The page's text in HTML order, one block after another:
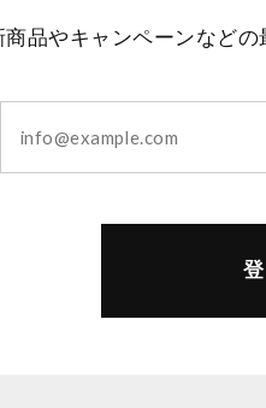
商品やキャンペーンなど